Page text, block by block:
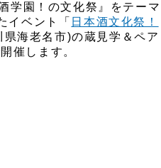
学園！の文化祭』をテーマ
イベント「 日本酒文化祭！
県海老名市)の蔵見学＆ペア
催します。